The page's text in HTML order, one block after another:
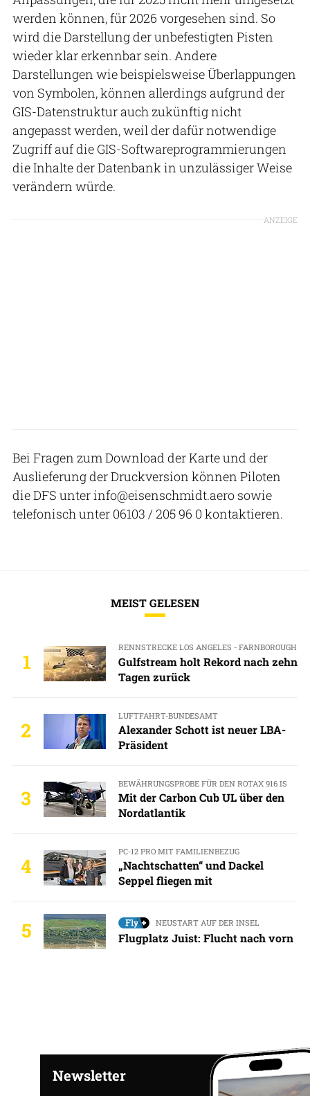
werden können, für 2026 vorgesehen sind. So
wird die Darstellung der unbefestigten Pisten
wieder klar erkennbar sein. Andere
Darstellungen wie beispielsweise Überlappungen
von Symbolen, können allerdings aufgrund der
GIS-Datenstruktur auch zukünftig nicht
angepasst werden, weil der dafür notwendige
Zugriff auf die GIS-Softwareprogrammierungen
die Inhalte der Datenbank in unzulässiger Weise
verändern würde.
ANZEIGE
Bei Fragen zum Download der Karte und der
Auslieferung der Druckversion können Piloten
die DFS unter info@eisenschmidt.aero sowie
telefonisch unter 06103 / 205 96 0 kontaktieren.
MEIST GELESEN
1
RENNSTRECKE LOS ANGELES - FARNBOROUGH
Gulfstream holt Rekord nach zehn
Tagen zurück
2
LUFTFAHRT-BUNDESAMT
Alexander Schott ist neuer LBA-
Präsident
3
BEWÄHRUNGSPROBE FÜR DEN ROTAX 916 IS
Mit der Carbon Cub UL über den
Nordatlantik
4
PC-12 PRO MIT FAMILIENBEZUG
„Nachtschatten“ und Dackel
Seppel fliegen mit
5 NEUSTART AUF DER INSEL
Flugplatz Juist: Flucht nach vorn
Newsletter